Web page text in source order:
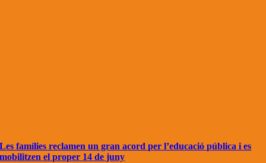
Les famílies reclamen un gran acord per l’educació pública i es
mobilitzen el proper 14 de juny